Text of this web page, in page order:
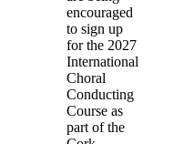
encouraged
to sign up
for the 2027
International
Choral
Conducting
Course as
part of the